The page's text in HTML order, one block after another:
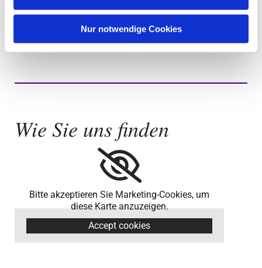
Nur notwendige Cookies
Wie Sie uns finden
Bitte akzeptieren Sie Marketing-Cookies, um
diese Karte anzuzeigen.
Accept cookies